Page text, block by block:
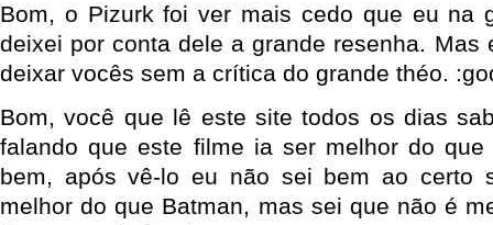
Bom, o Pizurk foi ver mais cedo que eu na
deixei por conta dele a grande resenha. Mas
deixar vocês sem a crítica do grande théo.
Bom, você que lê este site todos os dias
falando que este filme ia ser melhor do que
bem, após vê-lo eu não sei bem ao certo
melhor do que Batman, mas sei que não é